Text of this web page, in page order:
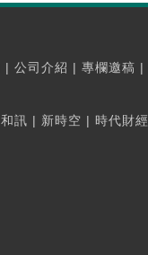
| 公司介紹 | 專欄邀稿 |
和訊 | 新時空 | 時代財經